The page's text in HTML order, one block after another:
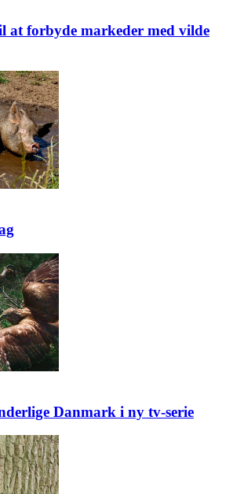
at forbyde markeder med vilde
Danmark i ny tv-serie